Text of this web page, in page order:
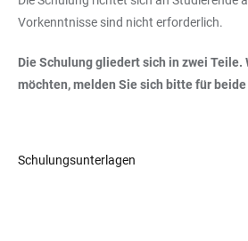
Vorkenntnisse sind nicht erforderlich.
Die Schulung gliedert sich in zwei Teile.
möchten, melden Sie sich bitte für
Schulungsunterlagen